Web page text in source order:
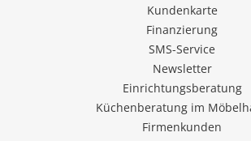
Kundenkarte
Finanzierung
SMS-Service
Newsletter
Einrichtungsberatung
Küchenberatung im
Firmenkunden